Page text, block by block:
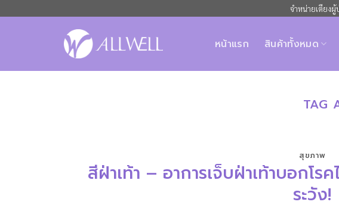
จำหน่ายเตียงผู้
หน้าแรก สินค้าทั้งหมด
TAG
สุขภาพ
สีฝ่าเท้า – อาการเจ็บฝ่าเท้าบอกโ
ระวัง!